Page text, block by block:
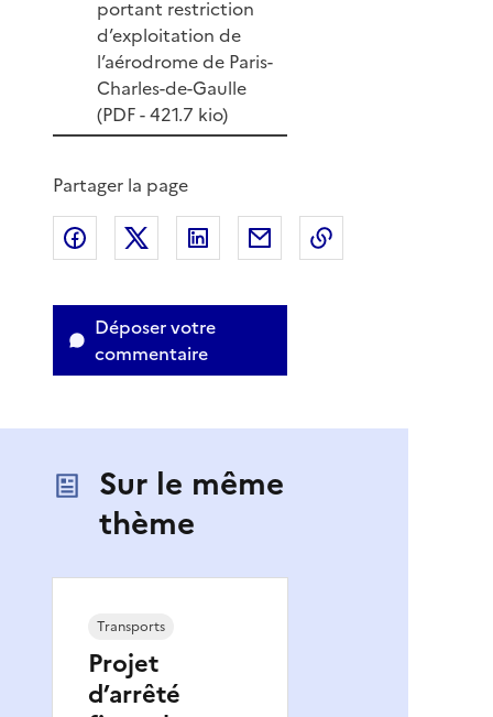
portant restriction
d’exploitation de
l’aérodrome de Paris-
Charles-de-Gaulle
(PDF- 421.7 kio)
Partager la page
Partager sur Facebook
Partager sur XPartager sur LinkedIn
Partager par email
Déposer votre
commentaire
Sur le même
thème
Projet
d’arrêté
Transports